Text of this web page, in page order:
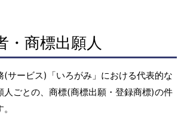
・商標出願人
(サービス)「いろがみ」における代表的な
人ごとの、商標(商標出願・登録商標)の件